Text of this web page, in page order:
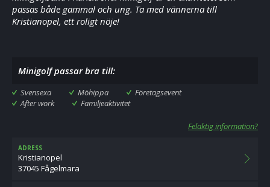
passas både gammal och ung. Ta med vännerna till
Kristianopel, ett roligt nöje!
Minigolf passar bra till:
Svensexa Möhippa
Företagsevent
After work
Familjeaktivitet
Felaktig information?
ADRESS
Kristianopel
37045 Fågelmara